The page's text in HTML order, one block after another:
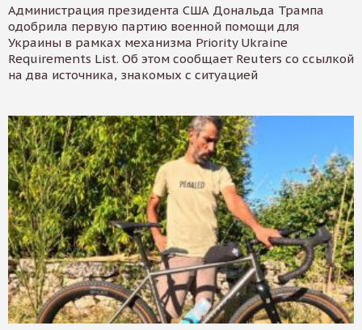
Администрация президента США Дональда Трампа
одобрила первую партию военной помощи для
Украины в рамках механизма Priority Ukraine
Requirements List. Об этом сообщает Reuters со ссылкой
на два источника, знакомых с ситуацией